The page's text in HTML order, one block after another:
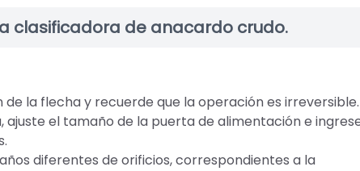
clasificadora de anacardo crudo.
la flecha y recuerde que la operación es irreversible.
el tamaño de la puerta de alimentación e
diferentes de orificios, correspondientes a la